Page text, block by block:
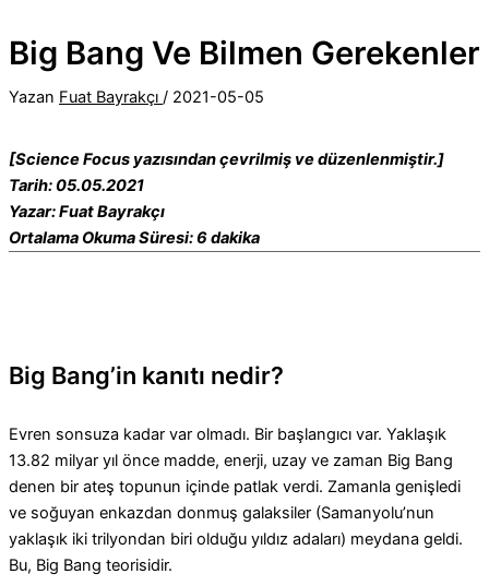
Big Bang Ve Bilmen Gerekenler
Yazan Fuat Bayrakçı / 2021-05-05
[Science Focus yazısından çevrilmiş ve düzenlenmiştir.]
Tarih: 05.05.2021
Yazar: Fuat Bayrakçı
Ortalama Okuma Süresi: 6 dakika
Big Bang’in kanıtı nedir?
Evren sonsuza kadar var olmadı. Bir başlangıcı var. Yaklaşık
13.82 milyar yıl önce madde, enerji, uzay ve zaman Big Bang
denen bir ateş topunun içinde patlak verdi. Zamanla genişledi
ve soğuyan enkazdan donmuş galaksiler (Samanyolu’nun
yaklaşık iki trilyondan biri olduğu yıldız adaları) meydana geldi.
Bu, Big Bang teorisidir.